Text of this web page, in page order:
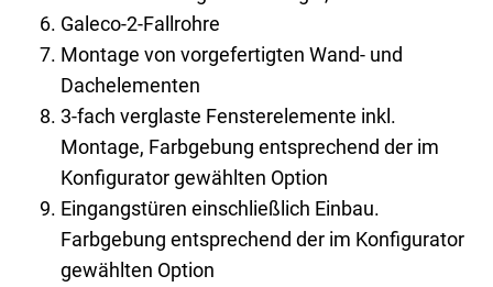
Galeco-2-Fallrohre
Montage von vorgefertigten Wand- und
Dachelementen
3-fach verglaste Fensterelemente inkl.
Montage, Farbgebung entsprechend der im
Konfigurator gewählten Option
Eingangstüren einschließlich Einbau.
Farbgebung entsprechend der im Konfigurator
gewählten Option